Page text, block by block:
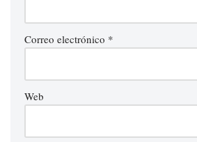
Correo electrónico *
Web